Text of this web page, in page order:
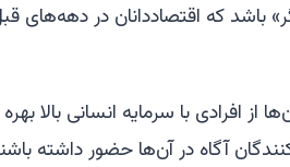
باشد که اقتصاددانان در دهه‌های
افرادی با سرمایه انسانی بالا
آگاه در آن‌ها حضور داشته